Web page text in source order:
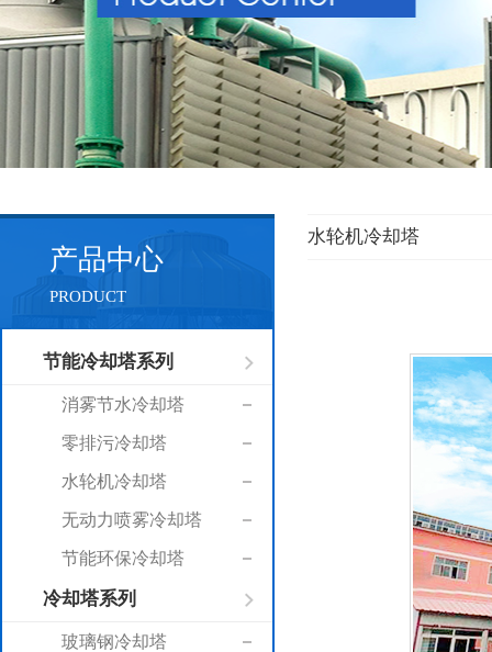
产品中心
PRODUCT
节能冷却塔系列
消雾节水冷却塔
零排污冷却塔
水轮机冷却塔
无动力喷雾冷却塔
节能环保冷却塔
冷却塔系列
玻璃钢冷却塔
水轮机冷却塔